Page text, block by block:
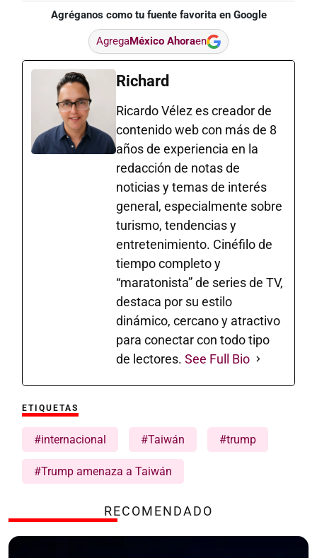
Agréganos como tu fuente favorita en Google
AgregaMéxico Ahoraen
Richard
Ricardo Vélez es creador de
contenido web con más de 8
años de experiencia en la
redacción de notas de
noticias y temas de interés
general, especialmente sobre
turismo, tendencias y
entretenimiento. Cinéfilo de
tiempo completo y
“maratonista” de series de TV,
destaca por su estilo
dinámico, cercano y atractivo
para conectar con todo tipo
de lectores. See Full Bio
ETIQUETAS
#internacional #Taiwán #trump
#Trump amenaza a Taiwán
RECOMENDADO